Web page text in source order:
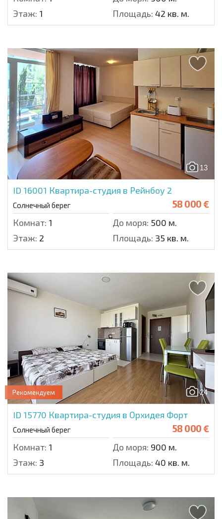
Этаж: 1 Площадь: 42 кв. м.
13
ID 16001 Квартира-студия в Рейнбоу 2
Солнечный берег 58 000 €
Комнат: 1 До моря: 500 м.
Этаж: 2 Площадь: 35 кв. м.
24
Рекомендуем
ID 15770 Квартира-студия в Орхидея Форт
Солнечный берег 58 000 €
Комнат: 1 До моря: 900 м.
Этаж: 3 Площадь: 40 кв. м.